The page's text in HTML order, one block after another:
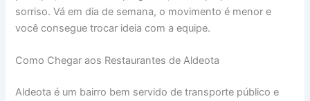
sorriso. Vá em dia de semana, o movimento é menor e
você consegue trocar ideia com a equipe.
Como Chegar aos Restaurantes de Aldeota
Aldeota é um bairro bem servido de transporte público e